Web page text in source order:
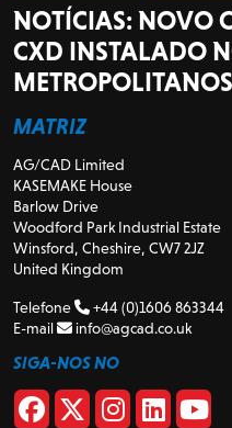
NOTÍCIAS: NOVO
CXD INSTALADO
MATRIZ
AG/CAD Limited
KASEMAKE House
Barlow Drive
Woodford Park Industrial Estate
Winsford, Cheshire, CW7 2JZ
United Kingdom
Telefone
+44 (0)1606 863344
E-mail
info@agcad.co.uk
SIGA-NOS NO